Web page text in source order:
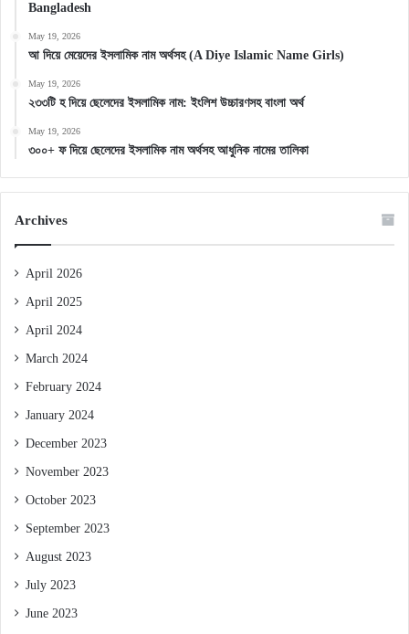
Bangladesh
May 19, 2026
আ দিয়ে মেয়েদের ইসলামিক নাম অর্থসহ (A Diye Islamic Name Girls)
May 19, 2026
২৩৩টি হ দিয়ে ছেলেদের ইসলামিক নাম: ইংলিশ উচ্চারণসহ বাংলা অর্থ
May 19, 2026
৩০০+ ফ দিয়ে ছেলেদের ইসলামিক নাম অর্থসহ আধুনিক নামের তালিকা
Archives
April 2026
April 2025
April 2024
March 2024
February 2024
January 2024
December 2023
November 2023
October 2023
September 2023
August 2023
July 2023
June 2023